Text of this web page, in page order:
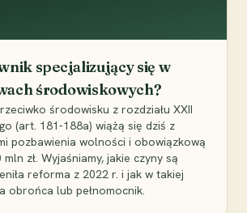
specjalizujący się w
środowiskowych?
środowisku z rozdziału XXII
(art. 181-188a) wiążą się dziś z
pozbawienia wolności i obowiązkową
zł. Wyjaśniamy, jakie czyny są
reforma z 2022 r. i jak w takiej
obrońca lub pełnomocnik.